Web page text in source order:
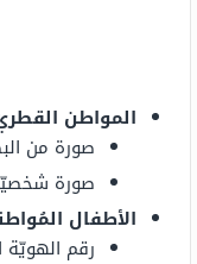
المواطن
صورة من
صورة شخصيّة
الأطفال
رقم